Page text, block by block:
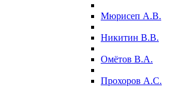
Мюрисеп А.В.
Никитин В.В.
Омётов В.А.
Прохоров А.С.